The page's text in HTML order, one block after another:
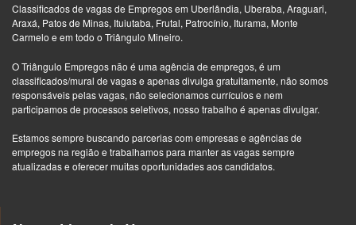
Classificados de vagas de Empregos em Uberlândia, Uberaba, Araguari,
Araxá, Patos de Minas, Ituiutaba, Frutal, Patrocínio, Iturama, Monte
Carmelo e em todo o Triângulo Mineiro.
O Triângulo Empregos não é uma agência de empregos, é um
classificados/mural de vagas e apenas divulga gratuitamente, não somos
responsáveis pelas vagas, não selecionamos currículos e nem
participamos de processos seletivos, nosso trabalho é apenas divulgar.
Estamos sempre buscando parcerias com empresas e agências de
empregos na região e trabalhamos para manter as vagas sempre
atualizadas e oferecer muitas oportunidades aos candidatos.